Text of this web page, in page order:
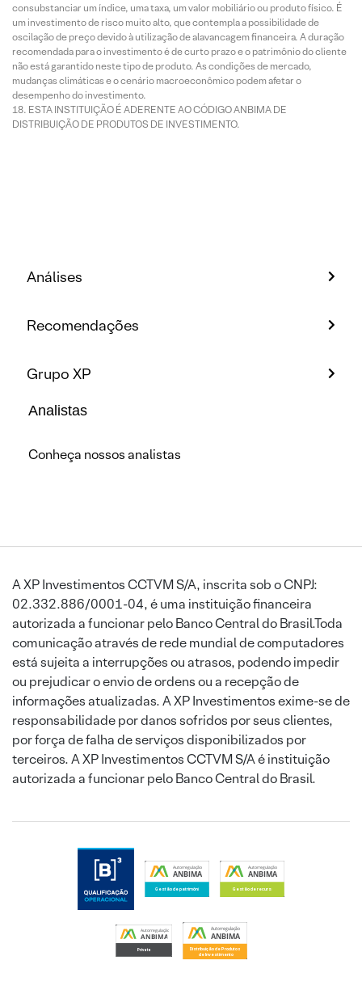
consubstanciar um índice, uma taxa, um valor mobiliário ou produto físico. É
um investimento de risco muito alto, que contempla a possibilidade de
oscilação de preço devido à utilização de alavancagem financeira. A duração
recomendada para o investimento é de curto prazo e o patrimônio do cliente
não está garantido neste tipo de produto. As condições de mercado,
mudanças climáticas e o cenário macroeconômico podem afetar o
desempenho do investimento.
ESTA INSTITUIÇÃO É ADERENTE AO CÓDIGO ANBIMA DE
DISTRIBUIÇÃO DE PRODUTOS DE INVESTIMENTO.
Análises
Recomendações
Grupo XP
Analistas
Conheça nossos analistas
A XP Investimentos CCTVM S/A, inscrita sob o CNPJ:
02.332.886/0001-04, é uma instituição financeira
autorizada a funcionar pelo Banco Central do Brasil.Toda
comunicação através de rede mundial de computadores
está sujeita a interrupções ou atrasos, podendo impedir
ou prejudicar o envio de ordens ou a recepção de
informações atualizadas. A XP Investimentos exime-se de
responsabilidade por danos sofridos por seus clientes,
por força de falha de serviços disponibilizados por
terceiros. A XP Investimentos CCTVM S/A é instituição
autorizada a funcionar pelo Banco Central do Brasil.